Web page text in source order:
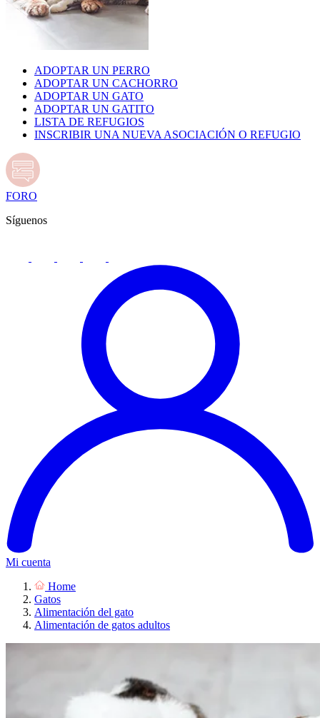
ADOPTAR UN PERRO
ADOPTAR UN CACHORRO
ADOPTAR UN GATO
ADOPTAR UN GATITO
LISTA DE REFUGIOS
INSCRIBIR UNA NUEVA ASOCIACIÓN O REFUGIO
FORO
Síguenos
Mi cuenta
Home
Gatos
Alimentación del gato
Alimentación de gatos adultos